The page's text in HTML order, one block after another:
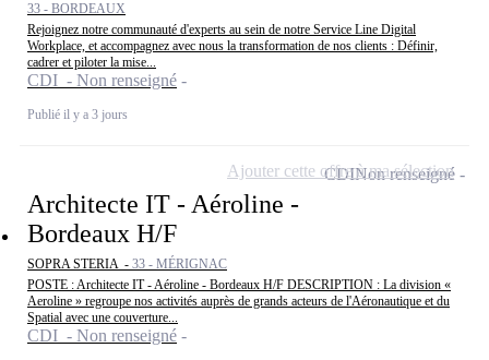
33 - BORDEAUX
Rejoignez notre communauté d'experts au sein de notre Service Line Digital
Workplace, et accompagnez avec nous la transformation de nos clients : Définir,
cadrer et piloter la mise...
CDI - Non renseigné
Publié il y a 3 jours
Architecte IT - Aéroline -
Bordeaux H/F
SOPRA STERIA - 33 - MÉRIGNAC
POSTE : Architecte IT - Aéroline - Bordeaux H/F DESCRIPTION : La division «
Aeroline » regroupe nos activités auprès de grands acteurs de l'Aéronautique et du
Spatial avec une couverture...
CDI - Non renseigné
CDINon renseigné
Ajouter cette offre à ma sélection